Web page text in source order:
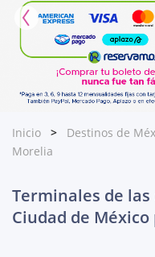
Inicio Destinos de
Morelia
Terminales de
Ciudad de